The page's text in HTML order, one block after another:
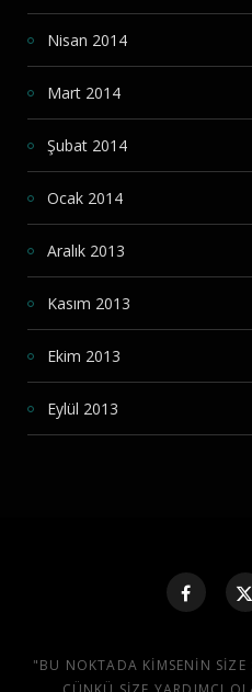
Nisan 2014
Mart 2014
Şubat 2014
Ocak 2014
Aralık 2013
Kasım 2013
Ekim 2013
Eylül 2013
"BU NOKTADA KIMSENIN SIZE